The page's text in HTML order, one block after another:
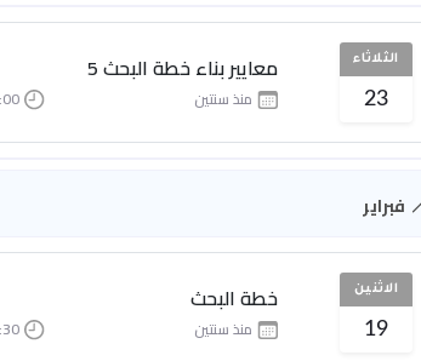
الثلاثاء
23
معايير بناء خطة البحث 5
منذ سنتين 09:00
فبراير
الاثنين
19
خطة البحث
منذ سنتين 04:30